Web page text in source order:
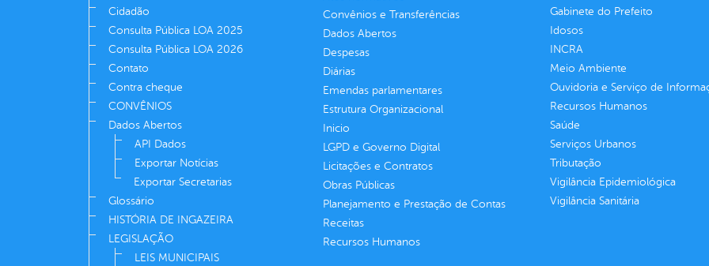
Cidadão
Consulta Pública LOA 2025
Consulta Pública LOA 2026
Contato
Contra cheque
CONVÊNIOS
Dados Abertos
API Dados
Exportar Notícias
Exportar Secretarias
Glossário
HISTÓRIA DE INGAZEIRA
LEGISLAÇÃO
LEIS MUNICIPAIS
Convênios e Transferências
Dados Abertos
Despesas
Diárias
Emendas parlamentares
Estrutura Organizacional
Inicio
LGPD e Governo Digital
Licitações e Contratos
Obras Públicas
Planejamento e Prestação de Contas
Receitas
Recursos Humanos
Gabinete do Prefeito
Idosos
INCRA
Meio Ambiente
Ouvidoria e Serviço de
Recursos Humanos
Saúde
Serviços Urbanos
Tributação
Vigilância Epidemiológica
Vigilância Sanitária